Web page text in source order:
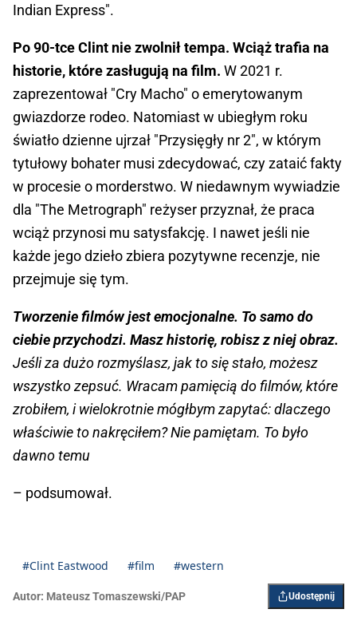
Indian Express".
Po 90-tce Clint nie zwolnił tempa. Wciąż trafia na
historie, które zasługują na film. W 2021 r.
zaprezentował "Cry Macho" o emerytowanym
gwiazdorze rodeo. Natomiast w ubiegłym roku
światło dzienne ujrzał "Przysięgły nr 2", w którym
tytułowy bohater musi zdecydować, czy zataić fakty
w procesie o morderstwo. W niedawnym wywiadzie
dla "The Metrograph" reżyser przyznał, że praca
wciąż przynosi mu satysfakcję. I nawet jeśli nie
każde jego dzieło zbiera pozytywne recenzje, nie
przejmuje się tym.
Tworzenie filmów jest emocjonalne. To samo do
ciebie przychodzi. Masz historię, robisz z niej obraz.
Jeśli za dużo rozmyślasz, jak to się stało, możesz
wszystko zepsuć. Wracam pamięcią do filmów, które
zrobiłem, i wielokrotnie mógłbym zapytać: dlaczego
właściwie to nakręciłem? Nie pamiętam. To było
dawno temu
– podsumował.
#Clint Eastwood #film #western
Autor: Mateusz Tomaszewski/PAP Udostępnij